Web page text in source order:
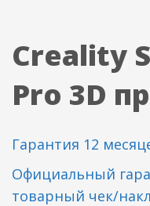
Creality
Pro 3D
Гарантия 12
Официальный
товарный чек/